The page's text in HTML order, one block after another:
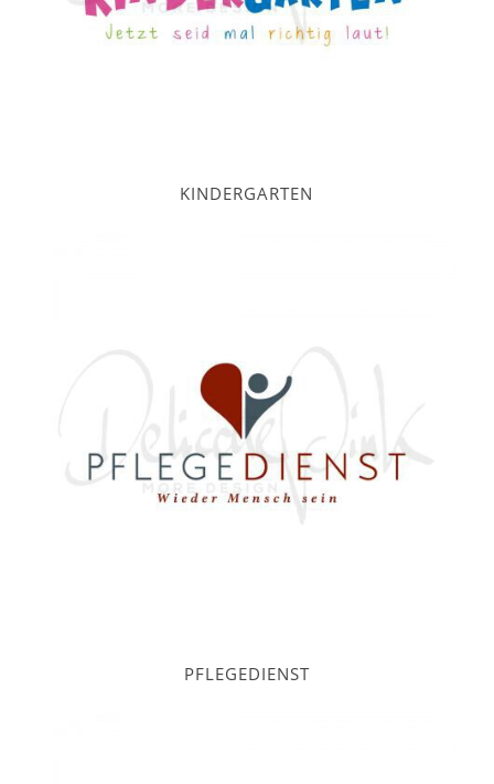
KINDERGARTEN
PFLEGEDIENST